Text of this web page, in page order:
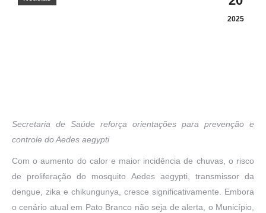
2025
Secretaria de Saúde reforça orientações para prevenção e
controle do Aedes aegypti
Com o aumento do calor e maior incidência de chuvas, o risco
de proliferação do mosquito Aedes aegypti, transmissor da
dengue, zika e chikungunya, cresce significativamente. Embora
o cenário atual em Pato Branco não seja de alerta, o Município,